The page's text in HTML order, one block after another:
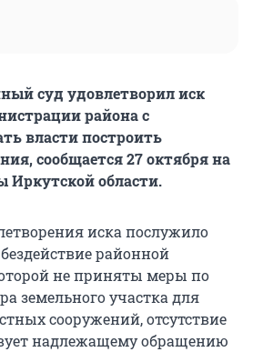
суд удовлетворил иск
района с
власти построить
сообщается 27 октября на
Иркутской области.
иска послужило
районной
не приняты меры по
земельного участка для
сооружений, отсутствие
надлежащему обращению